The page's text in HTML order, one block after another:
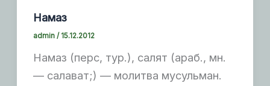
Намаз
admin/ 15.12.2012
Намаз (перс, тур.), салят (араб., мн.
— салават;) — молитва мусульман.